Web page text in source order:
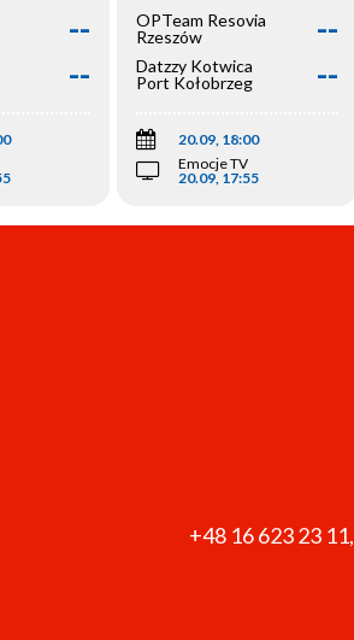
--
--
OPTeam Resovia
Rzeszów
--
Datzzy Kotwica
Port Kołobrzeg
--
20.09, 18:00
Emocje TV
20.09, 17:55
+48 16 623 23 11,